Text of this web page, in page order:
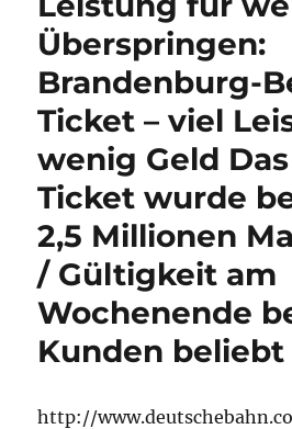
Überspringen:
Brandenburg-
Ticket – viel
wenig Geld
Ticket wurde
2,5 Millionen
/ Gültigkeit am
Wochenende
Kunden beliebt
http://